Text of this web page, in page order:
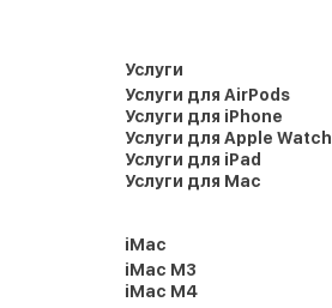
Услуги
Услуги для AirPods
Услуги для iPhone
Услуги для Apple Watch
Услуги для iPad
Услуги для Mac
iMac
iMac M3
iMac M4